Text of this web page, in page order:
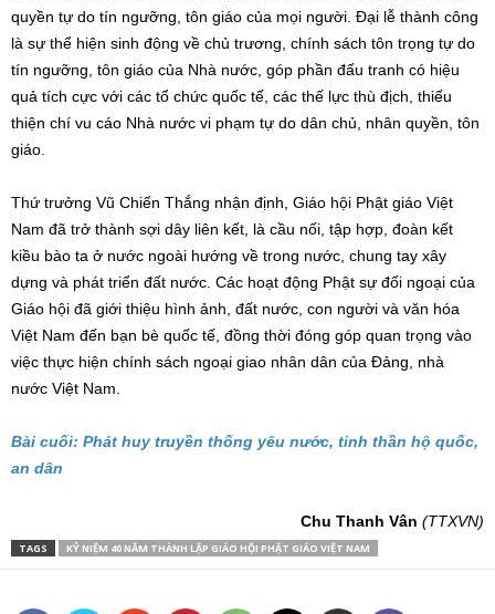
quyền tự do tín ngưỡng, tôn giáo của mọi người. Đại lễ thành công
là sự thể hiện sinh động về chủ trương, chính sách tôn trọng tự do
tín ngưỡng, tôn giáo của Nhà nước, góp phần đấu tranh có hiệu
quả tích cực với các tổ chức quốc tế, các thế lực thù địch, thiếu
thiện chí vu cáo Nhà nước vi phạm tự do dân chủ, nhân quyền, tôn
giáo.
Thứ trưởng Vũ Chiến Thắng nhận định, Giáo hội Phật giáo Việt
Nam đã trở thành sợi dây liên kết, là cầu nối, tập hợp, đoàn kết
kiều bào ta ở nước ngoài hướng về trong nước, chung tay xây
dựng và phát triển đất nước. Các hoạt động Phật sự đối ngoại của
Giáo hội đã giới thiệu hình ảnh, đất nước, con người và văn hóa
Việt Nam đến bạn bè quốc tế, đồng thời đóng góp quan trọng vào
việc thực hiện chính sách ngoại giao nhân dân của Đảng, nhà
nước Việt Nam.
Bài cuối: Phát huy truyền thống yêu nước, tinh thần hộ quốc,
an dân
Chu Thanh Vân (TTXVN)
TAGS KỶ NIỆM 40 NĂM THÀNH LẬP GIÁO HỘI PHẬT GIÁO VIỆT NAM